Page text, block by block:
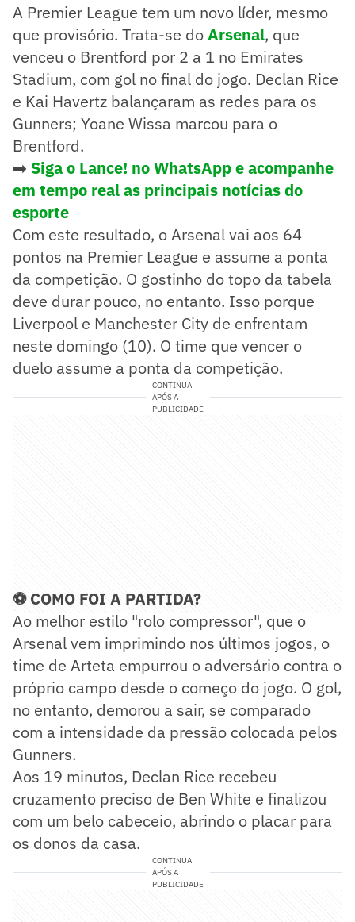
A Premier League tem um novo líder, mesmo
que provisório. Trata-se doArsenal, que
venceu o Brentford por 2 a 1 no Emirates
Stadium, com gol no final do jogo. Declan Rice
e Kai Havertz balançaram as redes para os
Gunners; Yoane Wissa marcou para o
Brentford.
➡️ Siga o Lance! no WhatsApp e acompanhe
em tempo real as principais notícias do
esporte
Com este resultado, o Arsenal vai aos 64
pontos na Premier League e assume a ponta
da competição. O gostinho do topo da tabela
deve durar pouco, no entanto. Isso porque
Liverpool e Manchester City de enfrentam
neste domingo (10). O time que vencer o
duelo assume a ponta da competição.
CONTINUA
APÓS A
PUBLICIDADE
⚽ COMO FOI A PARTIDA?
Ao melhor estilo "rolo compressor", que o
Arsenal vem imprimindo nos últimos jogos, o
time de Arteta empurrou o adversário contra o
próprio campo desde o começo do jogo. O gol,
no entanto, demorou a sair, se comparado
com a intensidade da pressão colocada pelos
Gunners.
Aos 19 minutos, Declan Rice recebeu
cruzamento preciso de Ben White e finalizou
com um belo cabeceio, abrindo o placar para
os donos da casa.
CONTINUA
APÓS A
PUBLICIDADE